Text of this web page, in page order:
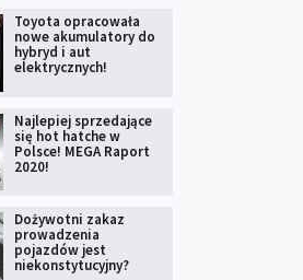
Toyota opracowała
nowe akumulatory do
hybryd i aut
elektrycznych!
Najlepiej sprzedające
się hot hatche w
Polsce! MEGA Raport
2020!
Dożywotni zakaz
prowadzenia
pojazdów jest
niekonstytucyjny?